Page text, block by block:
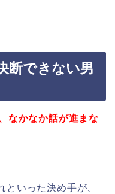
断できない男
なかなか話が進まな
いった決め手が、